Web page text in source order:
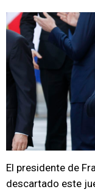
El presidente de
descartado este